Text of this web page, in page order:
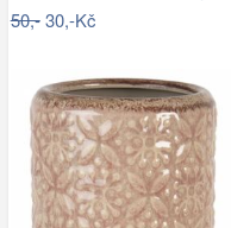
50,-30,-Kč